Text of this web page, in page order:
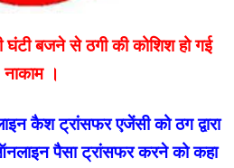
बजने से ठगी की कोशिश हो गई
नाकाम ।
कैश ट्रांसफर एजेंसी को ठग द्वारा
पैसा ट्रांसफर करने को कहा